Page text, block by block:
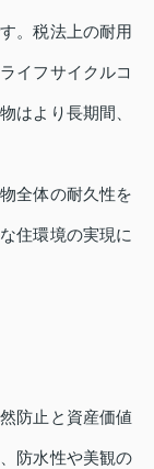
。税法上の耐用
イフサイクルコ
はより長期間、
全体の耐久性を
住環境の実現に
防止と資産価値
防水性や美観の